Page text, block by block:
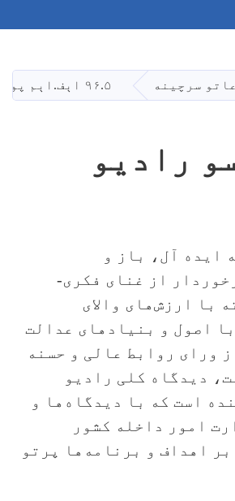
سرچینه ۹۶.۵ اېف.اېم پولیس راډیو
رادیو
ایده آل، باز و
از غنای فکری-
با ارزش‌های والای
اصول و بنیادهای عدالت
ورای روابط عالی و حسنه
دیدگاه کلی رادیو
است که با دیدگاه‌ها و
امور داخله کشور
اهداف و برنامه‌ها پرتو